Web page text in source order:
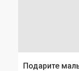
Подарите